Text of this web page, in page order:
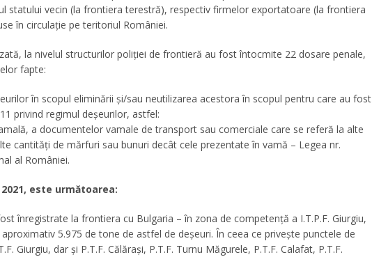
statului vecin (la frontiera terestră), respectiv firmelor exportatoare (la frontiera
în circulaţie pe teritoriul României.
la nivelul structurilor poliţiei de frontieră au fost întocmite 22 dosare penale,
fapte:
în scopul eliminării şi/sau neutilizarea acestora în scopul pentru care au fost
privind regimul deşeurilor, astfel:
a documentelor vamale de transport sau comerciale care se referă la alte
cantităţi de mărfuri sau bunuri decât cele prezentate în vamă – Legea nr.
al României.
este următoarea:
înregistrate la frontiera cu Bulgaria – în zona de competenţă a I.T.P.F. Giurgiu,
5.975 de tone de astfel de deşeuri. În ceea ce priveşte punctele de
Giurgiu, dar şi P.T.F. Călăraşi, P.T.F. Turnu Măgurele, P.T.F. Calafat, P.T.F.